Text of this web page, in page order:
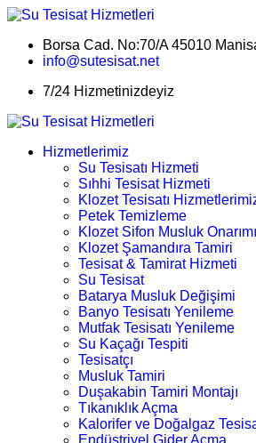
Borsa Cad. No:70/A 45010
info@sutesisat.net
7/24 Hizmetinizdeyiz
Hizmetlerimiz
Su Tesisatı Hizmeti
Sıhhi Tesisat Hizmeti
Klozet Tesisatı
Petek Temizleme
Klozet Sifon Musluk Onarımı
Klozet Şamandıra Tamiri
Tesisat & Tamirat Hizmeti
Su Tesisat
Batarya Musluk Değişimi
Banyo Tesisatı Yenileme
Mutfak Tesisatı Yenileme
Su Kaçağı Tespiti
Tesisatçı
Musluk Tamiri
Duşakabin Tamiri Montajı
Tıkanıklık Açma
Kalorifer ve Doğalgaz
Endüstriyel Gider Açma